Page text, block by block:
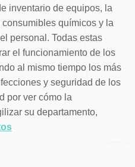
inventario de equipos, la
químicos y la
personal. Todas estas
el funcionamiento de los
al mismo tiempo los más
y seguridad de los
por ver cómo la
su departamento,